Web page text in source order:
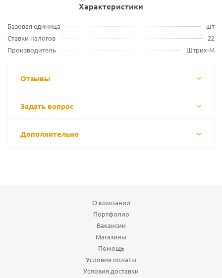
Характеристики
Базовая единица
шт
Ставки налогов
22
Производитель
Штрих-М
Отзывы
Задать вопрос
Дополнительно
О компании
Портфолио
Вакансии
Магазины
Помощь
Условия оплаты
Условия доставки